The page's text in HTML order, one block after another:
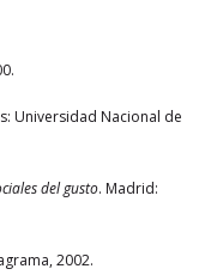
Universidad Nacional de
del gusto. Madrid:
2002.